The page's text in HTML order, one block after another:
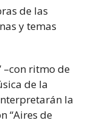
de las
y temas
–con ritmo de
de la
la
“Aires de